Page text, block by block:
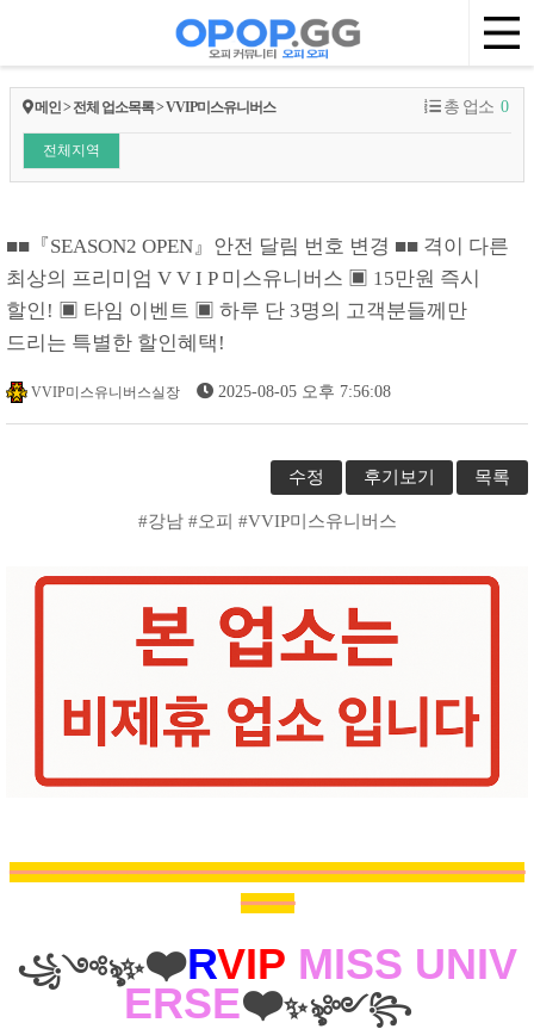
메인 > 전체 업소목록 > VVIP미스유니버스 총 업소 0
전체지역
■■『SEASON2 OPEN』안전 달림 번호 변경 ■■ 격이 다른
최상의 프리미엄 V V I P 미스유니버스 ▣ 15만원 즉시
할인! ▣ 타임 이벤트 ▣ 하루 단 3명의 고객분들께만
드리는 특별한 할인혜택!
VVIP미스유니버스실장 2025-08-05 오후 7:56:08
목록
후기보기
수정
#강남 #오피 #VVIP미스유니버스
━━━━━━━━━━━━━━━━━━━━━━━━━━━━━━━━━━━━━━━━━━━━━━━━
━━━━━
꧁༺ৡ✨❤️RVIP MISS UNIV
ERSE❤️✨ৡ༻꧂